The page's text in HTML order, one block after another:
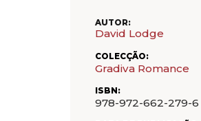
AUTOR:
David Lodge
COLECÇÃO:
Gradiva Romance
ISBN:
978-972-662-279-6